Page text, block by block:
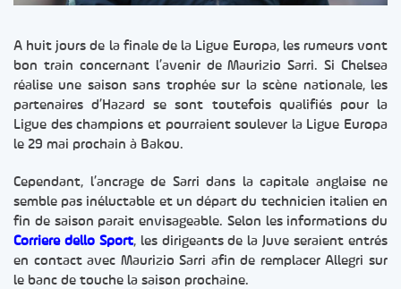
A huit jours de la finale de la Ligue Europa, les rumeurs vont
bon train concernant l’avenir de Maurizio Sarri. Si Chelsea
réalise une saison sans trophée sur la scène nationale, les
partenaires d’Hazard se sont toutefois qualifiés pour la
Ligue des champions et pourraient soulever la Ligue Europa
le 29 mai prochain à Bakou.
Cependant, l’ancrage de Sarri dans la capitale anglaise ne
semble pas inéluctable et un départ du technicien italien en
fin de saison parait envisageable. Selon les informations du
Corriere dello Sport, les dirigeants de la Juve seraient entrés
en contact avec Maurizio Sarri afin de remplacer Allegri sur
le banc de touche la saison prochaine.